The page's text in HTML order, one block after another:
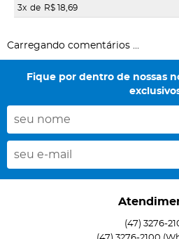
3x de R$ 18,69
Carregando comentários ...
Fique por dentro de nossas
(47) 3276-